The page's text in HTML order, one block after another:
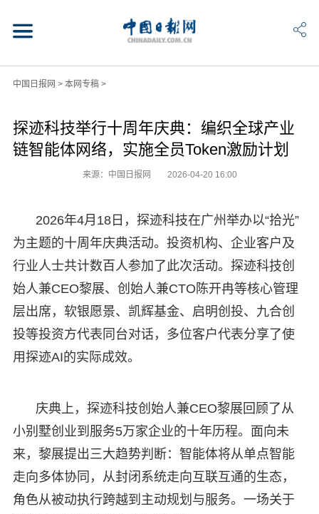
中国日报网 > 本网专稿>
探迹科技举行十周年庆典：编织全球产业
链智能体网络，实施全员Token激励计划
来源：中国日报网 2026-04-20 16:00
2026年4月18日，探迹科技在广州举办以“拾光”
为主题的十周年庆典活动。投资机构、企业客户及
行业人士共计数百人参加了此次活动。探迹科技创
始人兼CEO黎展、创始人兼CTO陈开冉等核心管理
层出席，软银愿景、凯辉基金、启明创投、九合创
投等投资方代表同台对话，多位客户代表分享了使
用探迹AI的实际成效。
庆典上，探迹科技创始人兼CEO黎展回顾了从
小别墅创业到服务5万家企业的十年历程。面向未
来，黎展提出三大趋势判断：智能体将从单点智能
走向多体协同，从封闭系统走向互联互通的生态，
角色从被动执行跨越到主动规划与服务。一场关于